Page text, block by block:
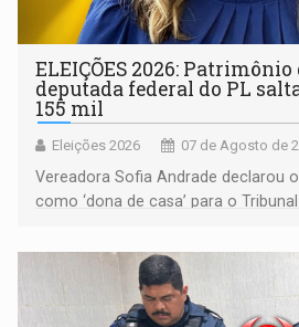
ELEIÇÕES 2026:
deputada federal do PL
155 mil
Eleições 2026 07 de Agosto de
Vereadora Sofia Andrade declarou
como ‘dona de casa’ para o